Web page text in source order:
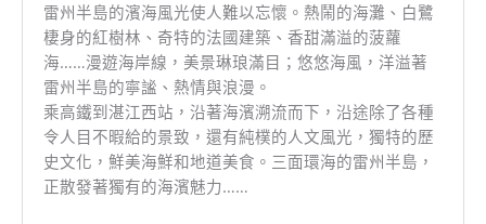
雷州半島的濱海風光使人難以忘懷。熱鬧的海灘、白鷺
棲身的紅樹林、奇特的法國建築、香甜滿溢的菠蘿
海……漫遊海岸線，美景琳琅滿目；悠悠海風，洋溢著
雷州半島的寧謐、熱情與浪漫。
乘高鐵到湛江西站，沿著海濱溯流而下，沿途除了各種
令人目不暇給的景致，還有純樸的人文風光，獨特的歷
史文化，鮮美海鮮和地道美食。三面環海的雷州半島，
正散發著獨有的海濱魅力……